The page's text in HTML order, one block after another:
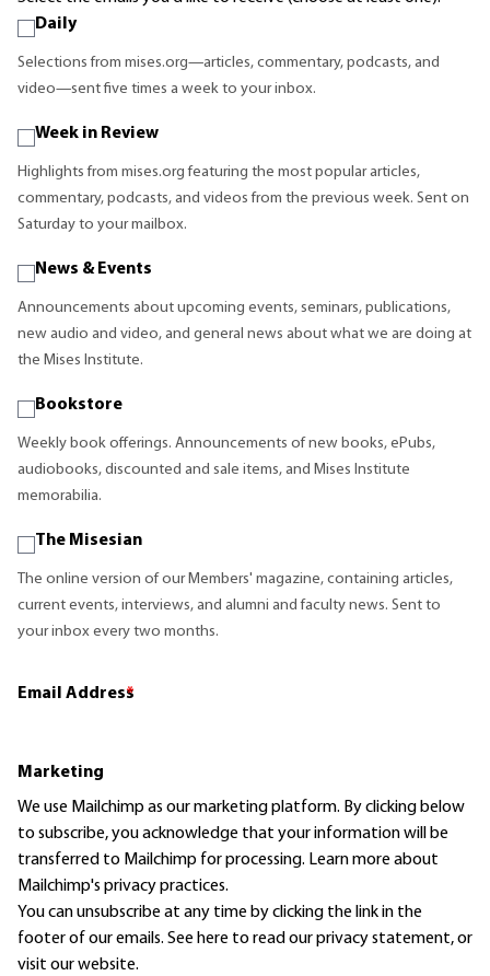
Daily
Selections from mises.org—articles, commentary, podcasts, and
video—sent five times a week to your inbox.
Week in Review
Highlights from mises.org featuring the most popular articles,
commentary, podcasts, and videos from the previous week. Sent on
Saturday to your mailbox.
News & Events
Announcements about upcoming events, seminars, publications,
new audio and video, and general news about what we are doing at
the Mises Institute.
Bookstore
Weekly book offerings. Announcements of new books, ePubs,
audiobooks, discounted and sale items, and Mises Institute
memorabilia.
The Misesian
The online version of our Members' magazine, containing articles,
current events, interviews, and alumni and faculty news. Sent to
your inbox every two months.
Email Address
*
Marketing
We use Mailchimp as our marketing platform. By clicking below
to subscribe, you acknowledge that your information will be
transferred to Mailchimp for processing. Learn moreabout
Mailchimp's privacy practices.
You can unsubscribe at any time by clicking the link in the
footer of our emails. See here to read ourprivacy statement, or
visit our website.